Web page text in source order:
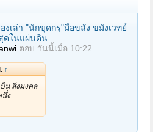
องเล่า "นักขุดกรุ"มือขลัง ขมังเวทย์
ดในแผ่นดิน
ตอบ วันนี้เมื่อ 10:22
↑
น สิ่งมงคล
นึ่ง